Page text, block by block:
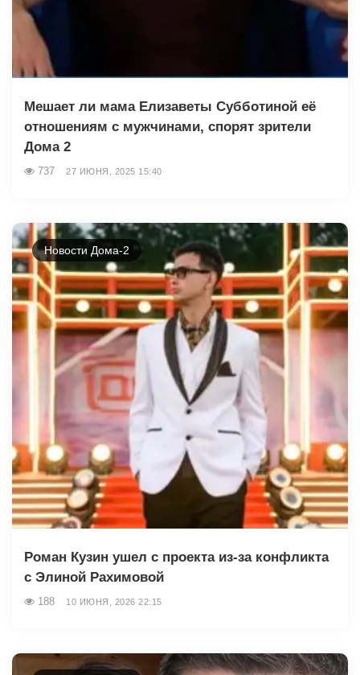
Мешает ли мама Елизаветы Субботиной её
отношениям с мужчинами, спорят зрители
Дома 2
737 27 ИЮНЯ, 2025 15:40
Новости Дома-2
Роман Кузин ушел с проекта из-за конфликта
с Элиной Рахимовой
188 10 ИЮНЯ, 2026 22:15